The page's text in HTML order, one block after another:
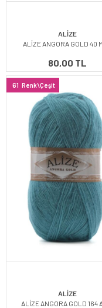
ALİZE
ALİZE ANGORA GOLD 40
80,00 TL
61 Renk\Çeşit
ALİZE
ALİZE ANGORA GOLD 164